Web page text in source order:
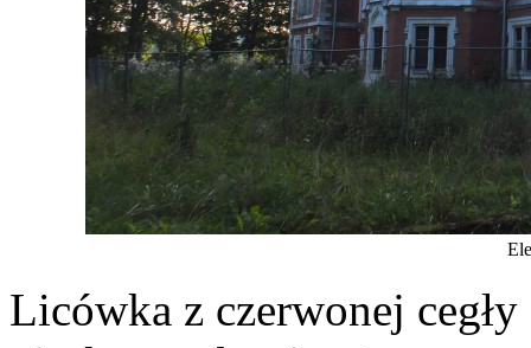
Licówka z czerwonej